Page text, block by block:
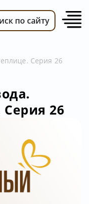
ВИДЕО
ПЕРЕДАЧИ
по сайту
Серия 26
26